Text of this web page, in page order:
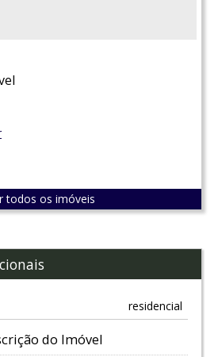
todos os imóveis
residencial
do Imóvel